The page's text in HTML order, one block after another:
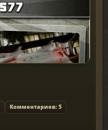
Комментариев: 5